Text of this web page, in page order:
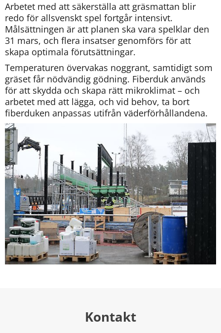
Arbetet med att säkerställa att gräsmattan blir
redo för allsvenskt spel fortgår intensivt.
Målsättningen är att planen ska vara spelklar den
31 mars, och flera insatser genomförs för att
skapa optimala förutsättningar.
Temperaturen övervakas noggrant, samtidigt som
gräset får nödvändig gödning. Fiberduk används
för att skydda och skapa rätt mikroklimat – och
arbetet med att lägga, och vid behov, ta bort
fiberduken anpassas utifrån väderförhållandena.
Kontakt